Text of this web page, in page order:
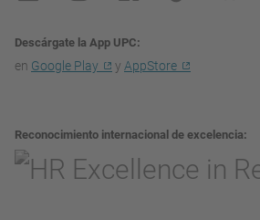
Descárgate la App UPC
en Google Play y AppStore
Reconocimiento internacional de excelencia